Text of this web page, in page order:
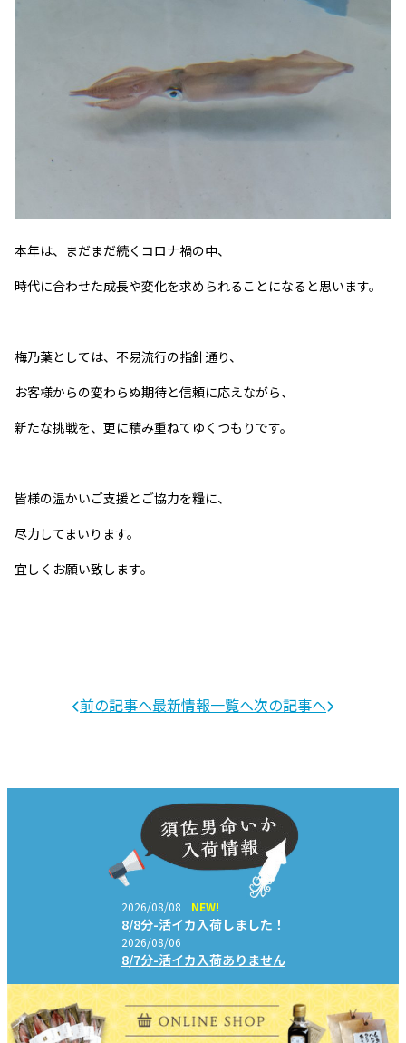
本年は、まだまだ続くコロナ禍の中、
時代に合わせた成長や変化を求められることになると思います。
梅乃葉としては、不易流行の指針通り、
お客様からの変わらぬ期待と信頼に応えながら、
新たな挑戦を、更に積み重ねてゆくつもりです。
皆様の温かいご支援とご協力を糧に、
尽力してまいります。
宜しくお願い致します。
前の記事へ最新情報一覧へ次の記事へ
2026/08/08 NEW!
8/8分-活イカ入荷しました！
2026/08/06
8/7分-活イカ入荷ありません